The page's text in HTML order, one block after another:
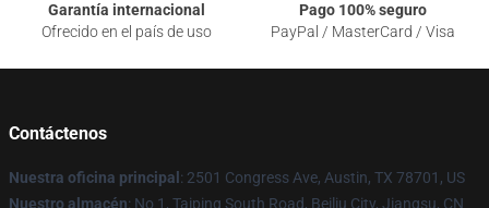
Garantía internacional
Ofrecido en el país de uso
Pago 100% seguro
PayPal / MasterCard / Visa
Contáctenos
Nuestra oficina principal : 2501 Congress Ave, Austin, TX 78701, US
Nuestro almacén: No 1, Taiping South Road, Beiliu City, Jiangsu, CN